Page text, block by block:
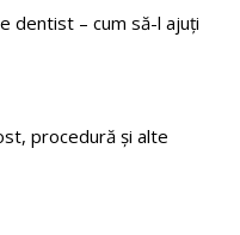
dentist – cum să-l ajuți
procedură și alte